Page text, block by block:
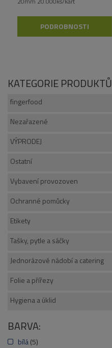
PODROBNOSTI
KATEGORIE PRODUKTŮ
fingerfood
Nezařazené
VÝPRODEJ
Ostatní
Vybavení provozoven
Ochranné pomůcky
Etikety
Tašky, pytle a sáčky
Jednorázové nádobí a catering
Folie a přířezy
Hygiena a úklid
BARVA:
bílá (5)